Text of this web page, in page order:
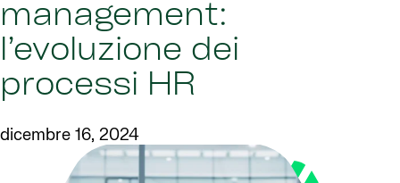
management:
l’evoluzione dei
processi HR
dicembre 16, 2024